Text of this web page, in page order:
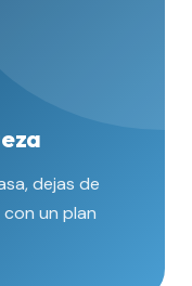
dejas de
un plan